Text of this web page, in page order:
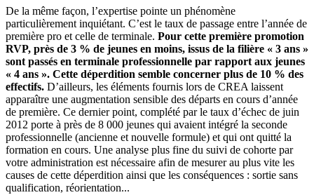
De la même façon, l’expertise pointe un phénomène
particulièrement inquiétant. C’est le taux de passage entre l’année de
première pro et celle de terminale. Pour cette première promotion
RVP, près de 3 % de jeunes en moins, issus de la filière « 3 ans »
sont passés en terminale professionnelle par rapport aux jeunes
« 4 ans ». Cette déperdition semble concerner plus de 10 % des
effectifs. D’ailleurs, les éléments fournis lors de CREA laissent
apparaître une augmentation sensible des départs en cours d’année
de première. Ce dernier point, complété par le taux d’échec de juin
2012 porte à près de 8 000 jeunes qui avaient intégré la seconde
professionnelle (ancienne et nouvelle formule) et qui ont quitté la
formation en cours. Une analyse plus fine du suivi de cohorte par
votre administration est nécessaire afin de mesurer au plus vite les
causes de cette déperdition ainsi que les conséquences : sortie sans
qualification, réorientation...